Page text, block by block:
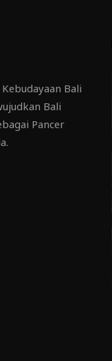
Bali
Bali
Pancer